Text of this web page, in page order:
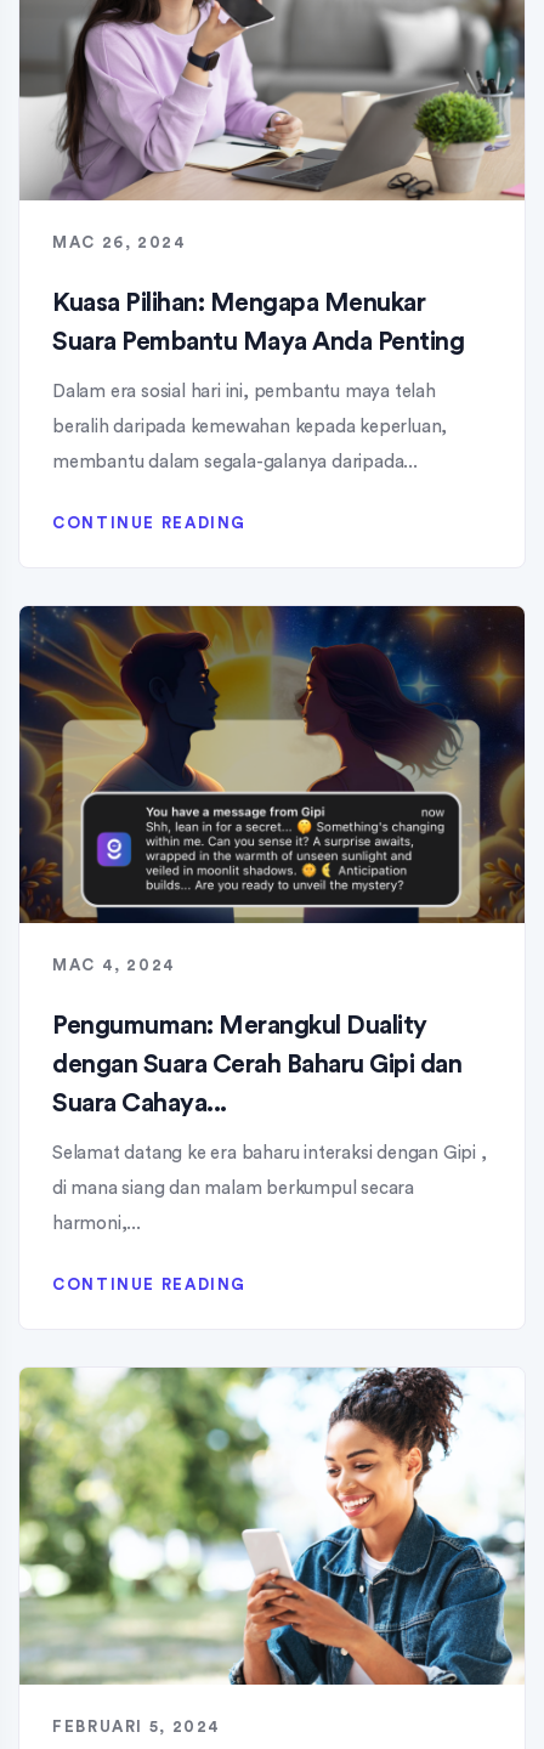
MAC 26, 2024
Kuasa Pilihan: Mengapa Menukar
Suara Pembantu Maya Anda Penting
Dalam era sosial hari ini, pembantu maya telah
beralih daripada kemewahan kepada keperluan,
membantu dalam segala-galanya daripada...
CONTINUE READING
MAC 4, 2024
Pengumuman: Merangkul Duality
dengan Suara Cerah Baharu Gipi dan
Suara Cahaya...
Selamat datang ke era baharu interaksi dengan Gipi ,
di mana siang dan malam berkumpul secara
harmoni,...
CONTINUE READING
FEBRUARI 5, 2024